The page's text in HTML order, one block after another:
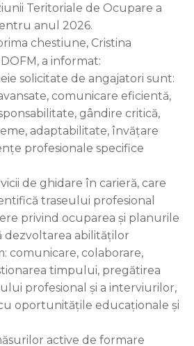
Teritoriale de Ocupare a
anul 2026.
chestiune, Cristina
a informat:
solicitate de angajatori sunt:
comunicare eficientă,
gândire critică,
adaptabilitate, învățare
profesionale specifice
de ghidare în carieră, care
traseului profesional
privind ocuparea și planurile
dezvoltarea abilităților
comunicare, colaborare,
timpului, pregătirea
profesional și a interviurilor,
oportunitățile educaționale și
active de formare